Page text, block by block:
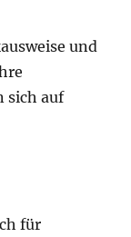
und
sich auf
für